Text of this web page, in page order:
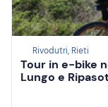
Rivodutri, Rieti
Tour in e-bike
Lungo e